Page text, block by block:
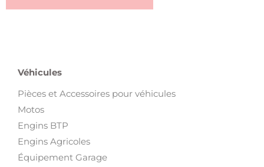
Véhicules
Pièces et Accessoires pour véhicules
Motos
Engins BTP
Engins Agricoles
Équipement Garage